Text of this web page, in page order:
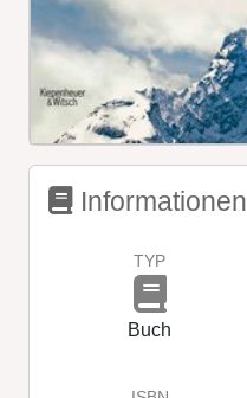
Informationen
TYP
Buch